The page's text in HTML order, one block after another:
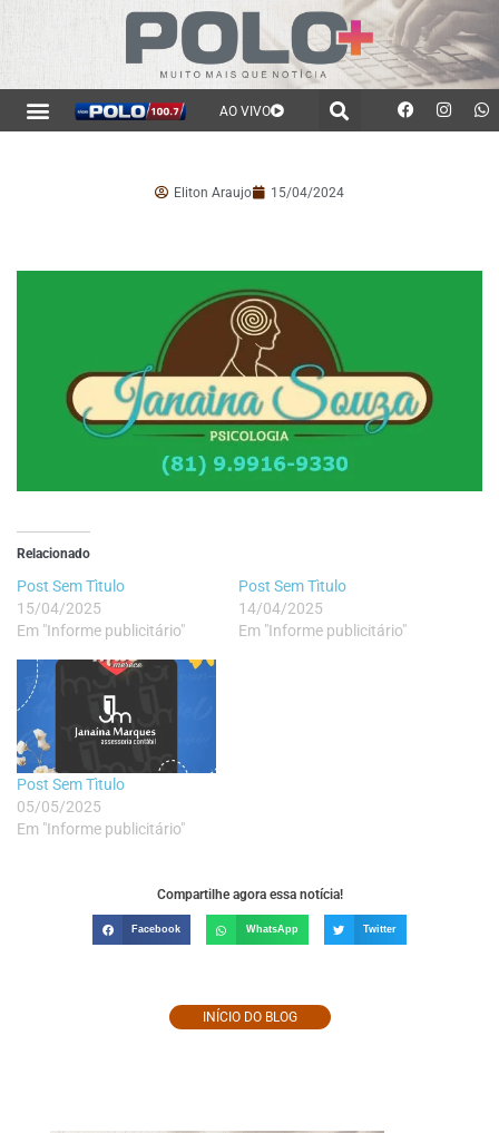
AO VIVO
Eliton Araujo 15/04/2024
Relacionado
Post Sem Tìtulo
15/04/2025
Em "Informe publicitário"
Post Sem Tìtulo
14/04/2025
Em "Informe publicitário"
Post Sem Tìtulo
05/05/2025
Em "Informe publicitário"
Compartilhe agora essa notícia!
Facebook WhatsApp Twitter
INÍCIO DO BLOG